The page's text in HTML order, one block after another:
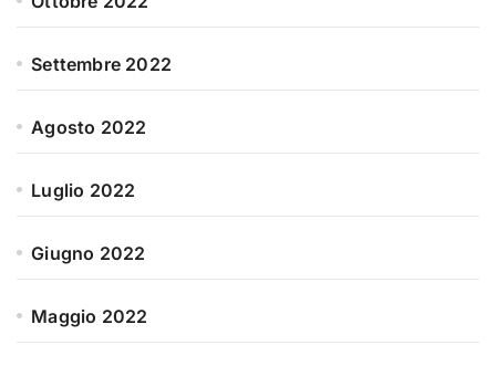
Settembre 2022
Agosto 2022
Luglio 2022
Giugno 2022
Maggio 2022